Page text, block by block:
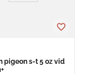
pigeon s-t 5 oz vid